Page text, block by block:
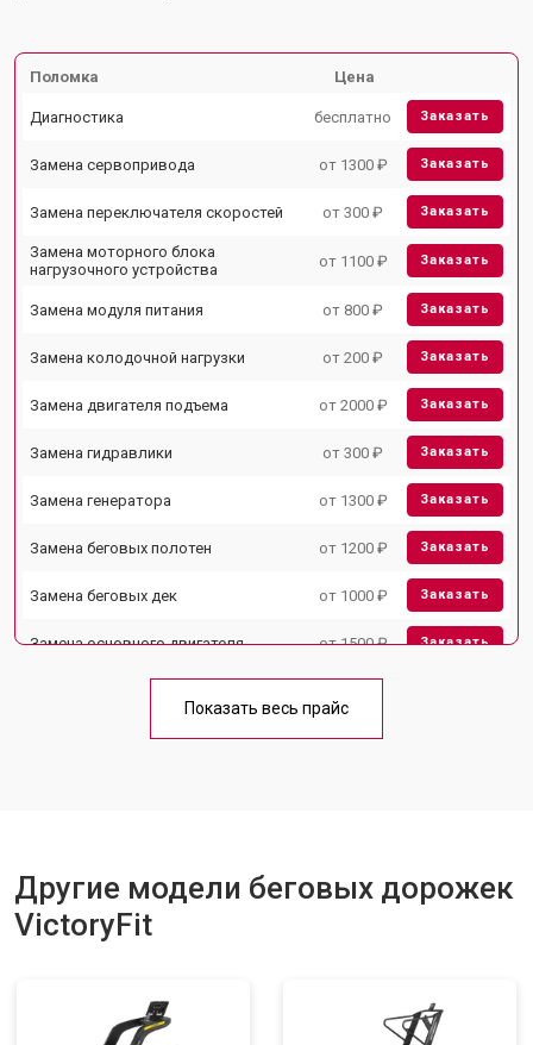
Поломка Цена
Диагностика бесплатно Заказать
Замена сервопривода от 1300 ₽ Заказать
Замена переключателя скоростей от 300 ₽ Заказать
Замена моторного блока
нагрузочного устройства
от 1100 ₽ Заказать
Замена модуля питания от 800 ₽ Заказать
Замена колодочной нагрузки от 200 ₽ Заказать
Замена двигателя подъема от 2000 ₽ Заказать
Замена гидравлики от 300 ₽ Заказать
Замена генератора от 1300 ₽ Заказать
Замена беговых полотен от 1200 ₽ Заказать
Замена беговых дек от 1000 ₽ Заказать
Замена основного двигателя от 1500 ₽ Заказать
Замена блока питания от 1000 ₽
Показать весь прайс
Другие модели беговых дорожек
VictoryFit